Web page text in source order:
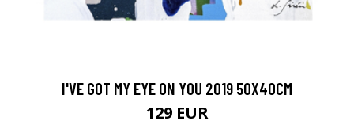
I'VE GOT MY EYE ON YOU 2019 50X40CM
129 EUR